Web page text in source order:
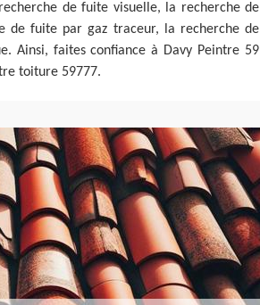
de fuite visuelle, la recherche de
de fuite par gaz traceur, la recherche de
Ainsi, faites confiance à Davy Peintre 59
toiture 59777.